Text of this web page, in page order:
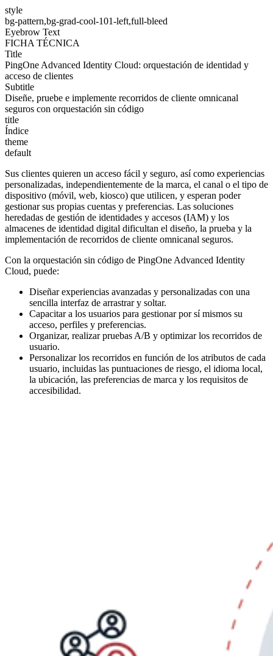
style
bg-pattern,bg-grad-cool-101-left,full-bleed
Eyebrow Text
FICHA TÉCNICA
Title
PingOne Advanced Identity Cloud: orquestación de identidad y
acceso de clientes
Subtitle
Diseñe, pruebe e implemente recorridos de cliente omnicanal
seguros con orquestación sin código
title
Índice
theme
default
Sus clientes quieren un acceso fácil y seguro, así como experiencias
personalizadas, independientemente de la marca, el canal o el tipo de
dispositivo (móvil, web, kiosco) que utilicen, y esperan poder
gestionar sus propias cuentas y preferencias. Las soluciones
heredadas de gestión de identidades y accesos (IAM) y los
almacenes de identidad digital dificultan el diseño, la prueba y la
implementación de recorridos de cliente omnicanal seguros.
Con la orquestación sin código de PingOne Advanced Identity
Cloud, puede:
Diseñar experiencias avanzadas y personalizadas con una
sencilla interfaz de arrastrar y soltar.
Capacitar a los usuarios para gestionar por sí mismos su
acceso, perfiles y preferencias.
Organizar, realizar pruebas A/B y optimizar los recorridos de
usuario.
Personalizar los recorridos en función de los atributos de cada
usuario, incluidas las puntuaciones de riesgo, el idioma local,
la ubicación, las preferencias de marca y los requisitos de
accesibilidad.